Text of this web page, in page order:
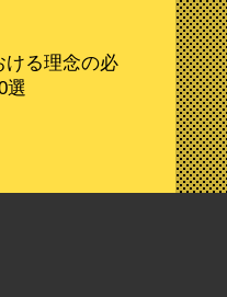
ける理念の必
選